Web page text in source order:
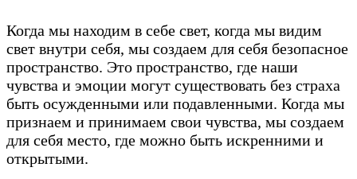
Когда мы находим в себе свет, когда мы видим
свет внутри себя, мы создаем для себя безопасное
пространство. Это пространство, где наши
чувства и эмоции могут существовать без страха
быть осужденными или подавленными. Когда мы
признаем и принимаем свои чувства, мы создаем
для себя место, где можно быть искренними и
открытыми.